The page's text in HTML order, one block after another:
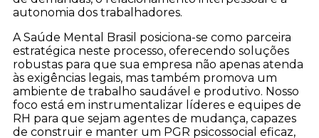
autonomia dos trabalhadores.
A Saúde Mental Brasil posiciona-se como parceira
estratégica neste processo, oferecendo soluções
robustas para que sua empresa não apenas atenda
às exigências legais, mas também promova um
ambiente de trabalho saudável e produtivo. Nosso
foco está em instrumentalizar líderes e equipes de
RH para que sejam agentes de mudança, capazes
de construir e manter um PGR psicossocial eficaz,